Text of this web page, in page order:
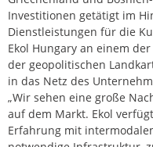
Investitionen getätigt im
Dienstleistungen für die
Ekol Hungary an einem
der geopolitischen
in das Netz des
„Wir sehen eine große
auf dem Markt. Ekol
Erfahrung mit